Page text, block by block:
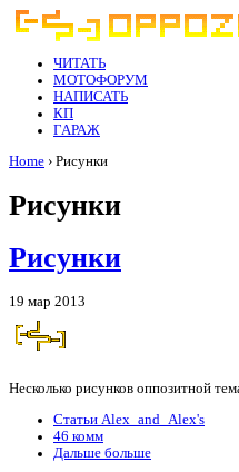
ЧИТАТЬ
МОТОФОРУМ
НАПИСАТЬ
КП
ГАРАЖ
Home › Рисунки
Рисунки
Рисунки
19 мар 2013
Несколько рисунков оппозитной
Статьи Alex_and_Alex's
46 комм
Дальше больше